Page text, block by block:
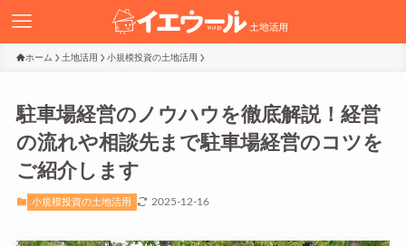
ホーム 土地活用 小規模投資の土地活用
駐車場経営のノウハウを徹底解説！経営
の流れや相談先まで駐車場経営のコツを
ご紹介します
小規模投資の土地活用 2025-12-16